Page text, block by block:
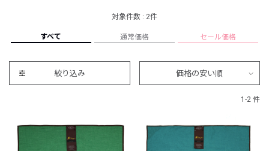
対象件数 : 2件
すべて 通常価格 セール価格
絞り込み 価格の安い順
1-2 件